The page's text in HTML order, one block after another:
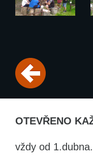
OTEVŘENO
vždy od